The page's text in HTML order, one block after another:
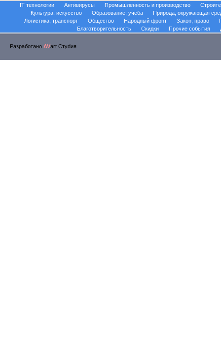
IT технологии Антивирусы Промышленность и производство
Культура, искусство
Образование, учеба
Природа, окружающая
Логистика, транспорт
Общество Народный фронт Закон, право
Благотворительность
Скидки Прочие события
Разработано AVart.Стуdия